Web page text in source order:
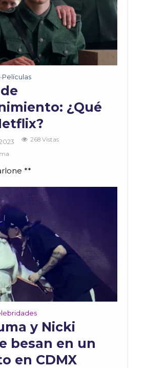
•Películas
¿Qué
268 Vistas
**
y Nicki
besan en un
en CDMX